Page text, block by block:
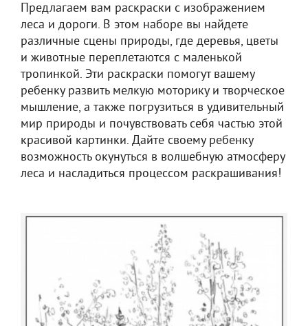
Предлагаем вам раскраски с изображением
леса и дороги. В этом наборе вы найдете
различные сцены природы, где деревья, цветы
и животные переплетаются с маленькой
тропинкой. Эти раскраски помогут вашему
ребенку развить мелкую моторику и творческое
мышление, а также погрузиться в удивительный
мир природы и почувствовать себя частью этой
красивой картинки. Дайте своему ребенку
возможность окунуться в волшебную атмосферу
леса и насладиться процессом раскрашивания!